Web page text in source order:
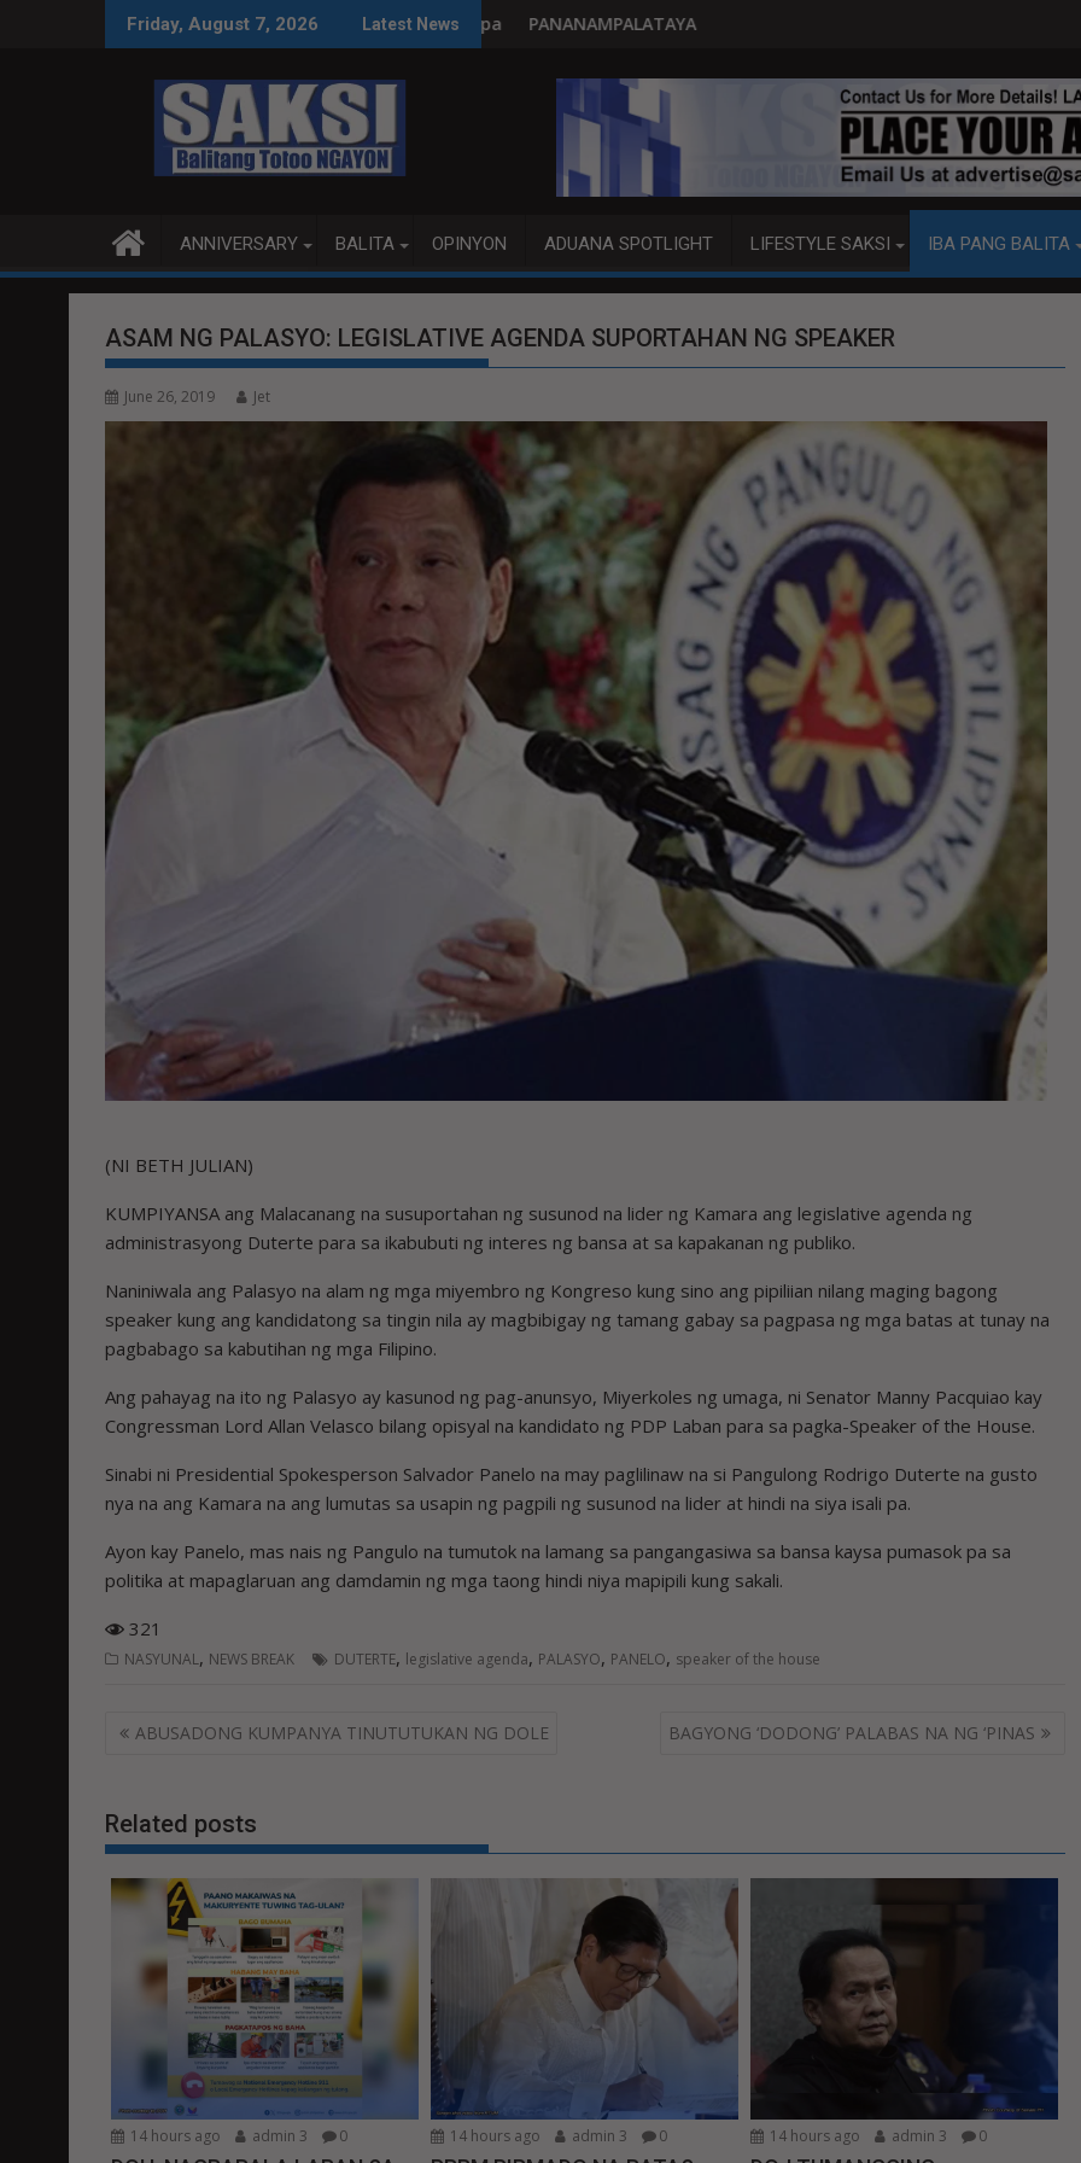
Friday, August 7, 2026 Latest News
tamang paggastos susi sa pag-unladPANANAMPALATAYA
ANNIVERSARY BALITA OPINYON ADUANA SPOTLIGHT LIFESTYLE SAKSI IBA PANG BALITA
ASAM NG PALASYO: LEGISLATIVE AGENDA SUPORTAHAN NG SPEAKER
June 26, 2019 Jet
(NI BETH JULIAN)
KUMPIYANSA ang Malacanang na susuportahan ng susunod na lider ng Kamara ang legislative agenda ng
administrasyong Duterte para sa ikabubuti ng interes ng bansa at sa kapakanan ng publiko.
Naniniwala ang Palasyo na alam ng mga miyembro ng Kongreso kung sino ang pipiliian nilang maging bagong
speaker kung ang kandidatong sa tingin nila ay magbibigay ng tamang gabay sa pagpasa ng mga batas at tunay na
pagbabago sa kabutihan ng mga Filipino.
Ang pahayag na ito ng Palasyo ay kasunod ng pag-anunsyo, Miyerkoles ng umaga, ni Senator Manny Pacquiao kay
Congressman Lord Allan Velasco bilang opisyal na kandidato ng PDP Laban para sa pagka-Speaker of the House.
Sinabi ni Presidential Spokesperson Salvador Panelo na may paglilinaw na si Pangulong Rodrigo Duterte na gusto
nya na ang Kamara na ang lumutas sa usapin ng pagpili ng susunod na lider at hindi na siya isali pa.
Ayon kay Panelo, mas nais ng Pangulo na tumutok na lamang sa pangangasiwa sa bansa kaysa pumasok pa sa
politika at mapaglaruan ang damdamin ng mga taong hindi niya mapipili kung sakali.
321
NASYUNAL, NEWS BREAK DUTERTE, legislative agenda, PALASYO, PANELO, speaker of the house
Post
ABUSADONG KUMPANYA TINUTUTUKAN NG DOLE BAGYONG ‘DODONG’ PALABAS NA NG ‘PINAS
Related posts
14 hours ago admin 3 0 14 hours ago admin 3 0 14 hours ago admin 3 0